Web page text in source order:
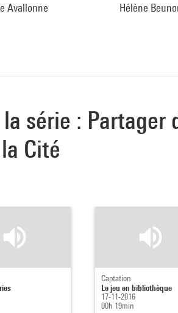
Avallonne Hélène
la série :
Cité
Captation
Le jeu en bibliothèque
17-11-2016
00h 19min